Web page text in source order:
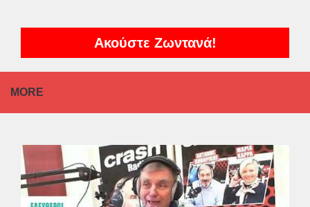
Ακούστε Ζωντανά!
MORE